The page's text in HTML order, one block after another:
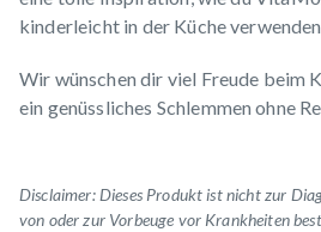
kinderleicht in der Küche
Wir wünschen dir viel Freude beim
ein genüssliches Schlemmen ohne
Disclaimer: Dieses Produkt ist nicht zur
von oder zur Vorbeuge vor Krankheiten